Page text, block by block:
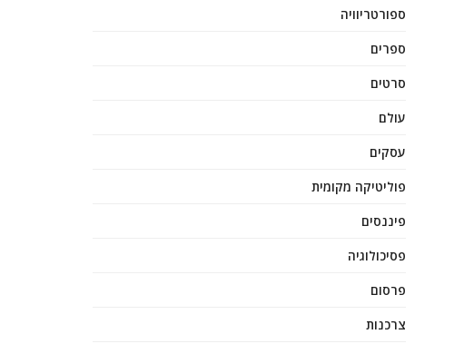
ספורטריוויה
ספרים
סרטים
עולם
עסקים
פוליטיקה מקומית
פיננסים
פסיכולוגיה
פרסום
צרכנות